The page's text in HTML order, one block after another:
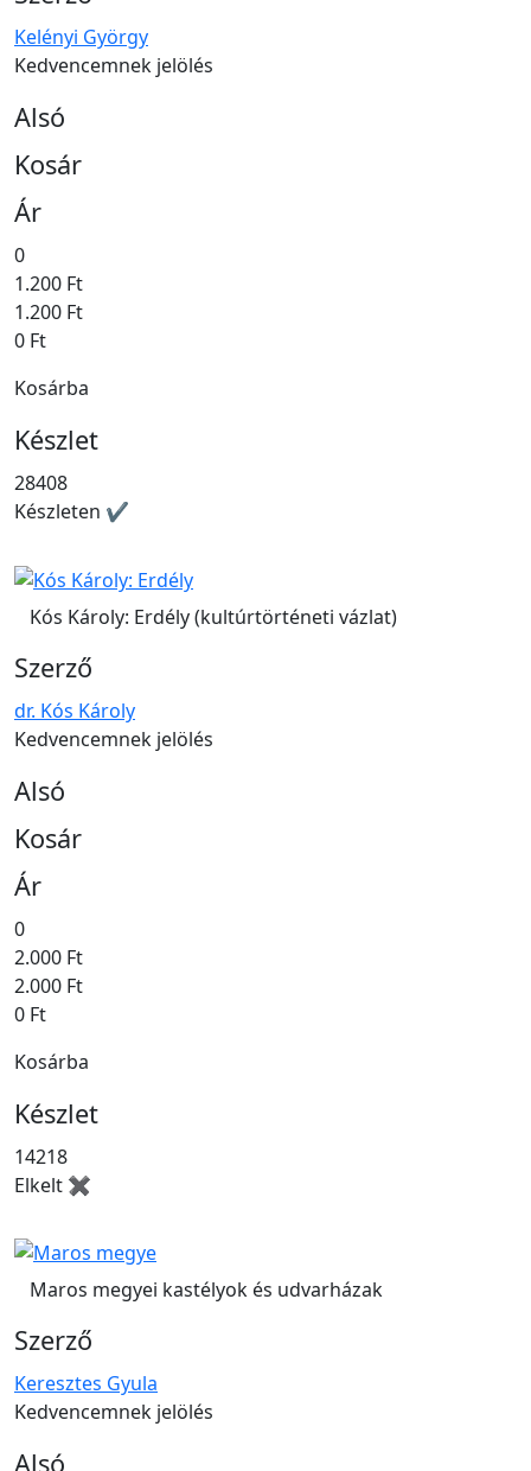
Kelényi György
Kedvencemnek jelölés
Alsó
Kosár
Ár
0
1.200 Ft
1.200 Ft
0 Ft
Kosárba
Készlet
28408
Készleten ✔
Kós Károly: Erdély (kultúrtörténeti vázlat)
Szerző
dr. Kós Károly
Kedvencemnek jelölés
Alsó
Kosár
Ár
0
2.000 Ft
2.000 Ft
0 Ft
Kosárba
Készlet
14218
Elkelt ✖
Maros megyei kastélyok és udvarházak
Szerző
Keresztes Gyula
Kedvencemnek jelölés
Alsó